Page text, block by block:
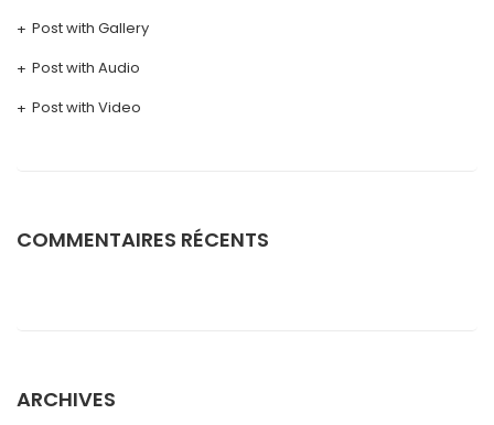
Post with Gallery
Post with Audio
Post with Video
COMMENTAIRES RÉCENTS
ARCHIVES